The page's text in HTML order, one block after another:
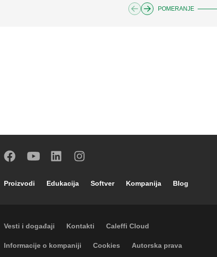
POMERANJE
Footer main navigation
Proizvodi Edukacija Softver Kompanija Blog
Footer secondary navigation
Vesti i događaji Kontakti Caleffi Cloud
Footer menu
Informacije o kompaniji Cookies Autorska prava